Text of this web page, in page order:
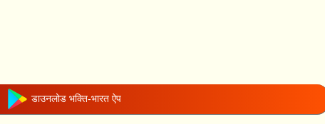
डाउनलोड भक्ति-भारत ऐप